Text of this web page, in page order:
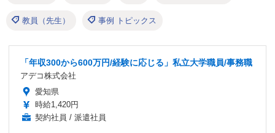
教員（先生） 事例 トピックス
「年収300から600万円/経験に応じる」私立大学職員/事務職
アデコ株式会社
愛知県
時給1,420円
契約社員 / 派遣社員